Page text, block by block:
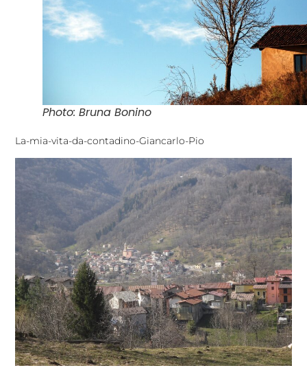
Photo: Bruna Bonino
La-mia-vita-da-contadino-Giancarlo-Pio